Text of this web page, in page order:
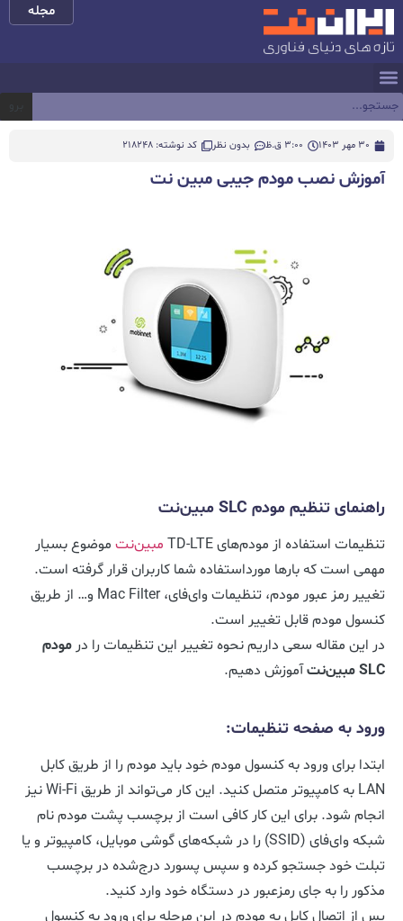
مجله
30 مهر 1403 3:00 ق.ظ بدون نظر کد نوشته: 218248
آموزش نصب مودم جیبی مبین نت
راهنمای تنظیم مودم SLC مبین‌نت
تنظیمات استفاده از مودم‌های TD-LTE مبین‌نت موضوع بسیار
مهمی است که بارها مورداستفاده شما کاربران قرار گرفته است.
تغییر رمز عبور مودم، تنظیمات وای‌فای، Mac Filter و… از طریق
کنسول مودم قابل تغییر است.
در این مقاله سعی داریم نحوه تغییر این تنظیمات را در مودم
SLC مبین‌نت
آموزش دهیم.
ورود به صفحه تنظیمات:
ابتدا برای ورود به کنسول مودم خود باید مودم را از طریق کابل
LAN به کامپیوتر متصل کنید. این کار می‌تواند از طریق Wi-Fi نیز
انجام شود. برای این کار کافی است از برچسب پشت مودم نام
شبکه وای‌فای (SSID) را در شبکه‌های گوشی موبایل، کامپیوتر و یا
تبلت خود جستجو کرده و سپس پسورد درج‌شده در برچسب
مذکور را به جای رمزعبور در دستگاه خود وارد کنید.
پس از اتصال کابل به مودم در این مرحله برای ورود به کنسول